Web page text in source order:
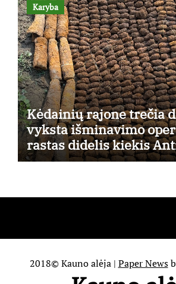
Karyba
Kėdainių rajone trečia
vyksta išminavimo
rastas didelis kiekis
pasaulinio karo laikų
2018© Kauno alėja | Paper News